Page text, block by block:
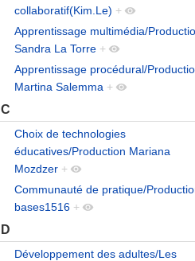
collaboratif(Kim.Le) +
Apprentissage multimédia/
Sandra La Torre +
Apprentissage procédural/
Martina Salemma +
C
Choix de technologies
éducatives/Production Mariana
Mozdzer +
Communauté de pratique/
bases1516 +
D
Développement des adultes/Les